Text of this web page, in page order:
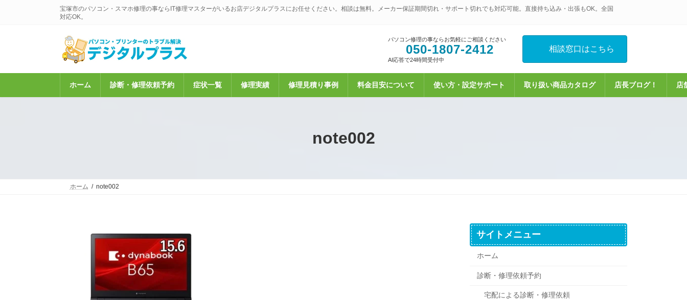
宝塚市のパソコン・スマホ修理の事ならIT修理マスターがいるお店デジタルプラスにお任せください。相談は無料。メーカー保証期間切れ・サポート切れでも対応可能。直接持ち込み・出張もOK。全国
対応OK。
パソコン修理の事ならお気軽にご相談ください
050-1807-2412
AI応答で24時間受付中
相談窓口はこちら
ホーム 診断・修理依頼予約 症状一覧 修理実績 修理見積り事例 料金目安について 使い方・設定サポート 取り扱い商品カタログ 店長ブログ！ 店
note002
ホーム note002
サイトメニュー
ホーム
診断・修理依頼予約
宅配による診断・修理依頼